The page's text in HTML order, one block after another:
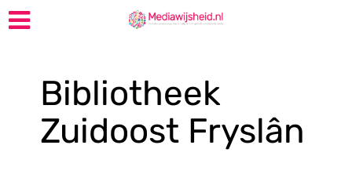
Bibliotheek
Zuidoost Fryslân